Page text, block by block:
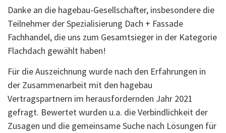
Danke an die hagebau-Gesellschafter, insbesondere die
Teilnehmer der Spezialisierung Dach + Fassade
Fachhandel, die uns zum Gesamtsieger in der Kategorie
Flachdach gewählt haben!
Für die Auszeichnung wurde nach den Erfahrungen in
der Zusammenarbeit mit den hagebau
Vertragspartnern im herausfordernden Jahr 2021
gefragt. Bewertet wurden u.a. die Verbindlichkeit der
Zusagen und die gemeinsame Suche nach Lösungen für